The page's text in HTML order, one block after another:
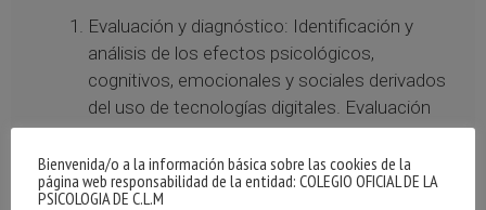
Evaluación y diagnóstico: Identificación y
análisis de los efectos psicológicos,
cognitivos, emocionales y sociales derivados
del uso de tecnologías digitales. Evaluación
del impacto de la tecnología en la salud
psicológica, las relaciones interpersonales y el
desarrollo personal, así como la detección de
Bienvenida/o a la información básica sobre las cookies de la
página web responsabilidad de la entidad: COLEGIO OFICIAL DE LA
PSICOLOGIA DE C.L.M